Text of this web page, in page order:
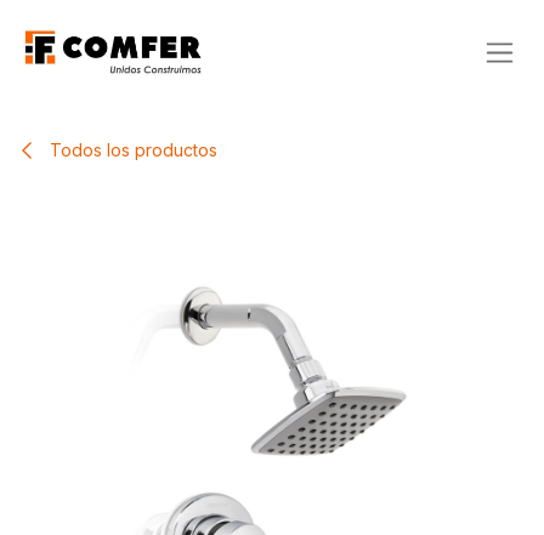
Todos los productos